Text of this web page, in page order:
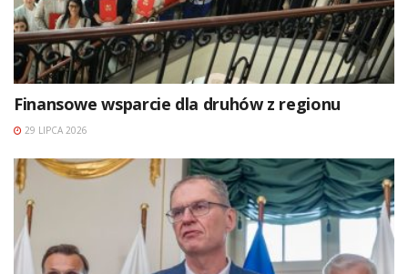
Finansowe wsparcie dla druhów z regionu
29 LIPCA 2026